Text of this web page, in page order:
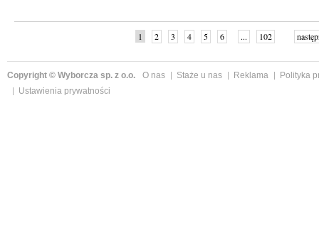
1 2 3 4 5 6 ... 102
Copyright © Wyborcza sp. z o.o. O nas Staże u nas Reklama
Polityka
Ustawienia prywatności